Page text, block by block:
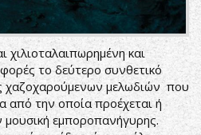
χιλιοταλαιπωρημένη και
το δεύτερο συνθετικό
χαζοχαρούμενων μελωδιών που
από την οποία προέχεται ή
μουσική εμποροπανήγυρης.